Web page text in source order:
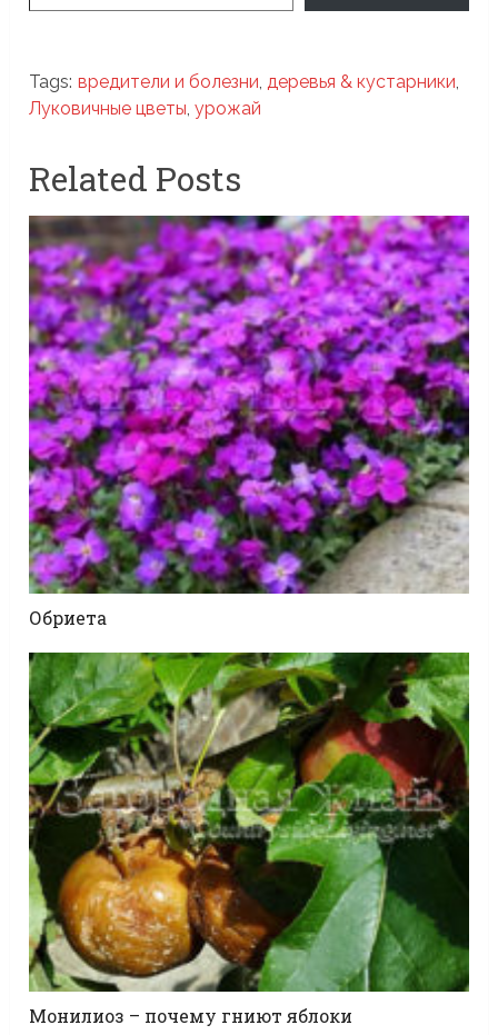
Tags: вредители и болезни,деревья & кустарники,
Луковичные цветы,урожай
Related Posts
Обриета
Монилиоз – почему гниют яблоки